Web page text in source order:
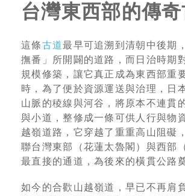
台灣東西部的傳
這條古道最早可追溯到清朝中後期
撫番」所開闢的道路，而日治時期
規模修築，讓它真正成為東西部重
時，為了便於資源運送與治理，日
山脈的稜線與河谷，將原本不連貫
與小道，整修成一條可供人行與物
越嶺道路，它穿越了重重高山阻礙
聯台灣東部（花蓮太魯閣）與西部
最直接的通道，為後來的橫貫公路
如今的合歡山越嶺道，早已不再肩